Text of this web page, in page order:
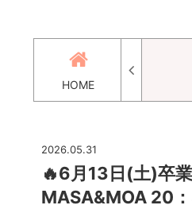
HOME
アクセス
2026.05.31
🔥6月13日(土)卒
MASA&MOA 20